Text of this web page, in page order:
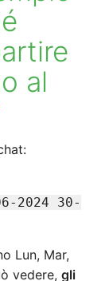
al
2024 30-
Lun, Mar,
vedere, gli